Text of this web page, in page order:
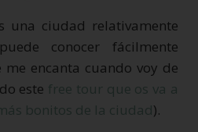
una ciudad relativamente
conocer fácilmente
encanta cuando voy de
este free tour que os va a
bonitos de la ciudad).